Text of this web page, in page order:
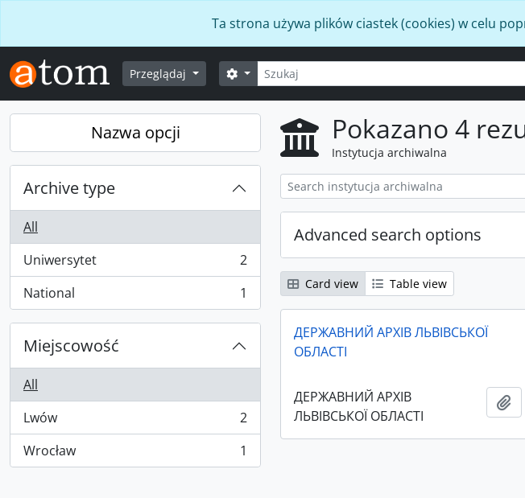
Ta strona używa plików ciastek (cookies) w celu
Przeglądaj Szukaj
Opcje wyszukiwania
Nazwa opcji
Archive type
All
Uniwersytet
, 2 results
2
National
, 1 results 1
Miejscowość
All
Lwów
, 2 results
2
Wrocław
, 1 results 1
Pokazano 4
Instytucja archiwalna
Advanced search options
Card view Table view
ДЕРЖАВНИЙ АРХІВ ЛЬВІВСЬКОЇ
ОБЛАСТІ
ДЕРЖАВНИЙ АРХІВ
ЛЬВІВСЬКОЇ ОБЛАСТІ